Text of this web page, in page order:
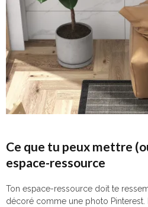
Ce que tu peux mettre
espace-ressource
Ton espace-ressource doit te
décoré comme une photo Pinterest.